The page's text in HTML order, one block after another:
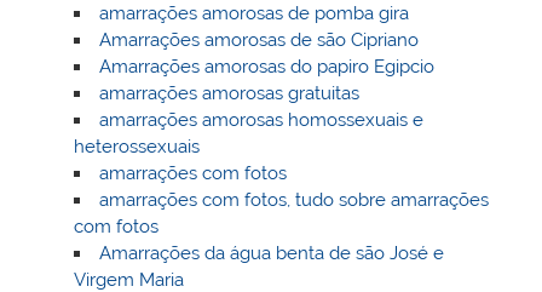
amarrações amorosas de pomba gira
Amarrações amorosas de são Cipriano
Amarrações amorosas do papiro Egipcio
amarrações amorosas gratuitas
amarrações amorosas homossexuais e
heterossexuais
amarrações com fotos
amarrações com fotos, tudo sobre amarrações
com fotos
Amarrações da água benta de são José e
Virgem Maria